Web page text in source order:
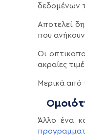
δεδομένων
Αποτελεί
που
Οι
ακραίες
Μερικά από
Άλλο ένα